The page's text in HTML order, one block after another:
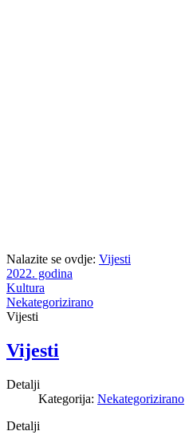
Nalazite se ovdje: Vijesti
2022. godina
Kultura
Nekategorizirano
Vijesti
Vijesti
Detalji
Kategorija: Nekategorizirano
Detalji